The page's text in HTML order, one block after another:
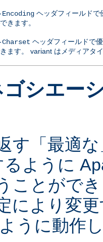
ヘッダフィールドで
きます。
ヘッダフィールドで
ます。 variant はメディアタ
シエー
す「最適
ように
ことがで
により変
うに動作